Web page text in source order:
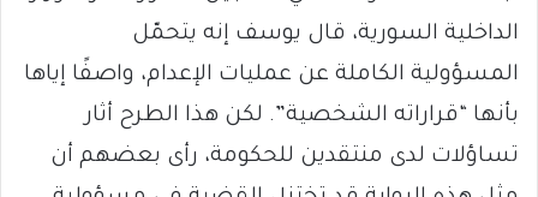
الداخلية السورية، قال يوسف إنه يتحمّل
المسؤولية الكاملة عن عمليات الإعدام، واصفًا إياها
بأنها “قراراته الشخصية”. لكن هذا الطرح أثار
تساؤلات لدى منتقدين للحكومة، رأى بعضهم أن